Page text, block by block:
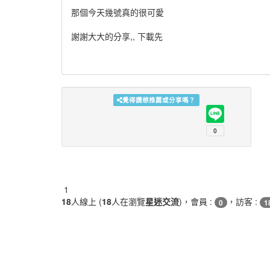
那個今天幾號真的很可愛
謝謝大大的分享,, 下載先
覺得讚想推薦或分享嗎？
1
18人線上 (18人在瀏覽星迷交流)，會員 : 0 ，訪客 :